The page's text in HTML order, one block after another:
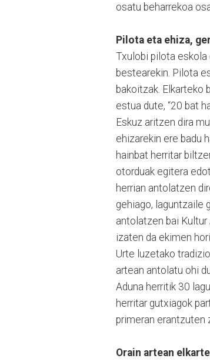
osatu beharrekoa
Pilota eta ehiza,
Txulobi pilota eskola
bestearekin. Pilota
bakoitzak. Elkarteko
estua dute, “20 bat
Eskuz aritzen dira
ehizarekin ere badu
hainbat herritar
otorduak egitera
herrian antolatzen
gehiago, laguntzaile
antolatzen bai
izaten da ekimen
Urte luzetako
artean antolatu ohi
Aduna herritik 30
herritar gutxiagok
primeran erantzuten
Orain artean